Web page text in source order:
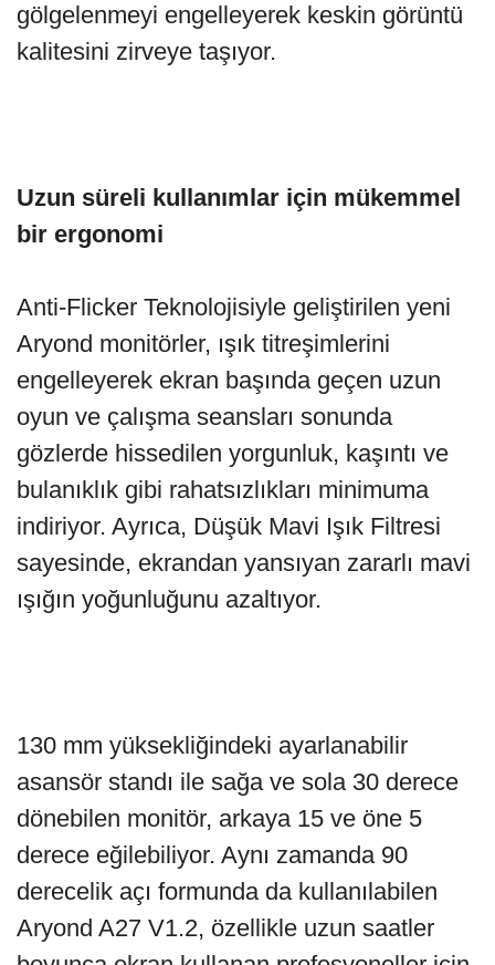
gölgelenmeyi engelleyerek keskin görüntü
kalitesini zirveye taşıyor.
Uzun süreli kullanımlar için mükemmel
bir ergonomi
Anti-Flicker Teknolojisiyle geliştirilen yeni
Aryond monitörler, ışık titreşimlerini
engelleyerek ekran başında geçen uzun
oyun ve çalışma seansları sonunda
gözlerde hissedilen yorgunluk, kaşıntı ve
bulanıklık gibi rahatsızlıkları minimuma
indiriyor. Ayrıca, Düşük Mavi Işık Filtresi
sayesinde, ekrandan yansıyan zararlı mavi
ışığın yoğunluğunu azaltıyor.
130 mm yüksekliğindeki ayarlanabilir
asansör standı ile sağa ve sola 30 derece
dönebilen monitör, arkaya 15 ve öne 5
derece eğilebiliyor. Aynı zamanda 90
derecelik açı formunda da kullanılabilen
Aryond A27 V1.2, özellikle uzun saatler